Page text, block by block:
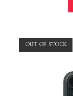
OUT OF STOCK